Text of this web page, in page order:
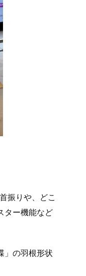
振りや、どこ
ター機能など
」の羽根形状